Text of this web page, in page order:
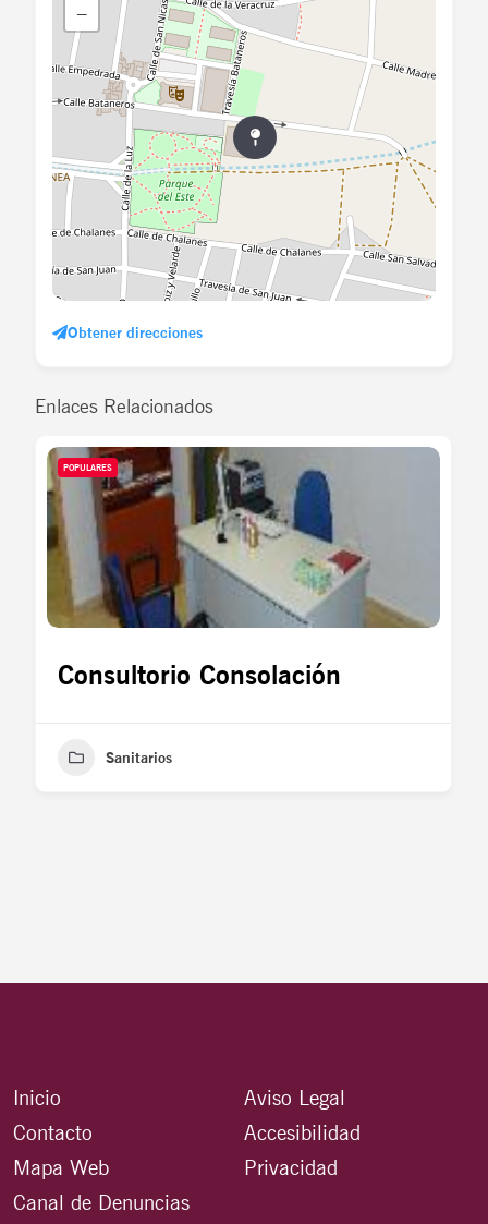
−
Obtener direcciones
Enlaces Relacionados
POPULARES
Consultorio Consolación
Sanitarios
Inicio
Contacto
Mapa Web
Canal de Denuncias
Aviso Legal
Accesibilidad
Privacidad